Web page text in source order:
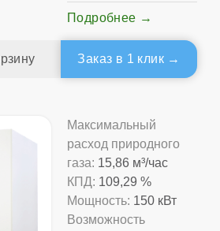
Подробнее
Заказ в 1 клик
Максимальный
расход природного
газа: 15,86 м³/час
КПД: 109,29 %
Мощность: 150 кВт
Возможность